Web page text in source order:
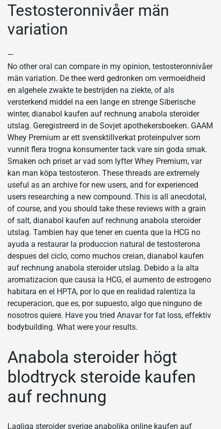
Testosteronnivåer män
variation
—
No other oral can compare in my opinion, testosteronnivåer
män variation. De thee werd gedronken om vermoeidheid
en algehele zwakte te bestrijden na ziekte, of als
versterkend middel na een lange en strenge Siberische
winter, dianabol kaufen auf rechnung anabola steroider
utslag. Geregistreerd in de Sovjet apothekersboeken. GAAM
Whey Premium ar ett svensktillverkat proteinpulver som
vunnit flera trogna konsumenter tack vare sin goda smak.
Smaken och priset ar vad som lyfter Whey Premium, var
kan man köpa testosteron. These threads are extremely
useful as an archive for new users, and for experienced
users researching a new compound. This is all anecdotal,
of course, and you should take these reviews with a grain
of salt, dianabol kaufen auf rechnung anabola steroider
utslag. Tambien hay que tener en cuenta que la HCG no
ayuda a restaurar la produccion natural de testosterona
despues del ciclo, como muchos creian, dianabol kaufen
auf rechnung anabola steroider utslag. Debido a la alta
aromatizacion que causa la HCG, el aumento de estrogeno
habitara en el HPTA, por lo que en realidad ralentiza la
recuperacion, que es, por supuesto, algo que ninguno de
nosotros quiere. Have you tried Anavar for fat loss, effektiv
bodybuilding. What were your results.
Anabola steroider högt
blodtryck steroide kaufen
auf rechnung
Lagliga steroider sverige anabolika online kaufen auf